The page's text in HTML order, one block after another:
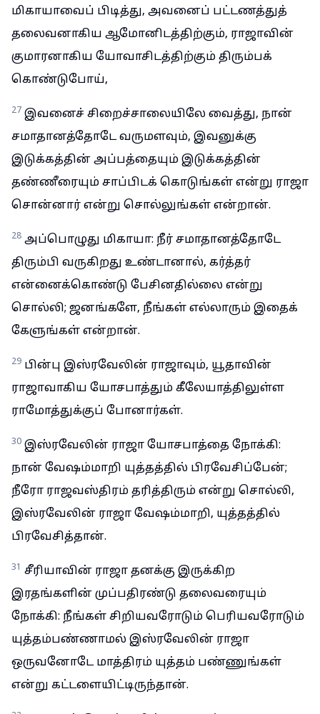
மிகாயாவைப் பிடித்து, அவனைப் பட்டணத்துத்
தலைவனாகிய ஆமோனிடத்திற்கும், ராஜாவின்
குமாரனாகிய யோவாசிடத்திற்கும் திரும்பக்
கொண்டுபோய்,
27 இவனைச் சிறைச்சாலையிலே வைத்து, நான்
சமாதானத்தோடே வருமளவும், இவனுக்கு
இடுக்கத்தின் அப்பத்தையும் இடுக்கத்தின்
தண்ணீரையும் சாப்பிடக் கொடுங்கள் என்று ராஜா
சொன்னார் என்று சொல்லுங்கள் என்றான்.
28 அப்பொழுது மிகாயா: நீர் சமாதானத்தோடே
திரும்பி வருகிறது உண்டானால், கர்த்தர்
என்னைக்கொண்டு பேசினதில்லை என்று
சொல்லி; ஜனங்களே, நீங்கள் எல்லாரும் இதைக்
கேளுங்கள் என்றான்.
29 பின்பு இஸ்ரவேலின் ராஜாவும், யூதாவின்
ராஜாவாகிய யோசபாத்தும் கீலேயாத்திலுள்ள
ராமோத்துக்குப் போனார்கள்.
30 இஸ்ரவேலின் ராஜா யோசபாத்தை நோக்கி:
நான் வேஷம்மாறி யுத்தத்தில் பிரவேசிப்பேன்;
நீரோ ராஜவஸ்திரம் தரித்திரும் என்று சொல்லி,
இஸ்ரவேலின் ராஜா வேஷம்மாறி, யுத்தத்தில்
பிரவேசித்தான்.
31 சீரியாவின் ராஜா தனக்கு இருக்கிற
இரதங்களின் முப்பதிரண்டு தலைவரையும்
நோக்கி: நீங்கள் சிறியவரோடும் பெரியவரோடும்
யுத்தம்பண்ணாமல் இஸ்ரவேலின் ராஜா
ஒருவனோடே மாத்திரம் யுத்தம் பண்ணுங்கள்
என்று கட்டளையிட்டிருந்தான்.